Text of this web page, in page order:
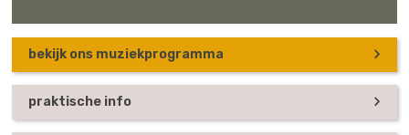
bekijk ons muziekprogramma
praktische info